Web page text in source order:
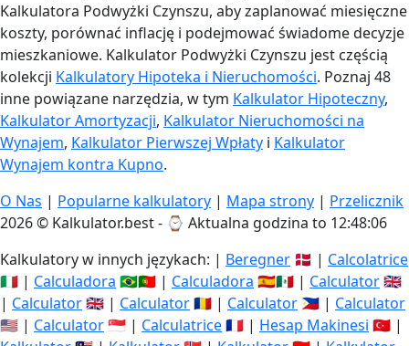
Kalkulatora Podwyżki Czynszu, aby zaplanować miesięczne
koszty, porównać inflację i podejmować świadome decyzje
mieszkaniowe. Kalkulator Podwyżki Czynszu jest częścią
kolekcji Kalkulatory Hipoteka i Nieruchomości. Poznaj 48
inne powiązane narzędzia, w tym Kalkulator Hipoteczny,
Kalkulator Amortyzacji, Kalkulator Nieruchomości na
Wynajem, Kalkulator Pierwszej Wpłaty i Kalkulator
Wynajem kontra Kupno.
O Nas | Popularne kalkulatory | Mapa strony | Przelicznik
2026 © Kalkulator.best - ⌚ Aktualna godzina to 12:48:07
Kalkulatory w innych językach: | Beregner 🇩🇰 | Calcolatrice
🇮🇹 | Calculadora 🇧🇷🇵🇹 | Calculadora 🇪🇸🇲🇽 | Calculator🇬🇧
| Calculator🇬🇧 | Calculator🇷🇴 | Calculator 🇵🇭 | Calculator
🇺🇸 | Calculator🇸🇬 | Calculatrice🇫🇷 | Hesap Makinesi 🇹🇷 |